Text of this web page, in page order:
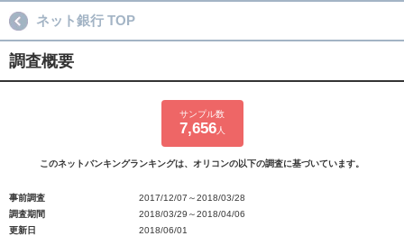
ネット銀行 TOP
調査概要
サンプル数
7,656人
このネットバンキングランキングは、オリコンの以下の調査に基づいています。
事前調査
2017/12/07～2018/03/28
調査期間
2018/03/29～2018/04/06
更新日
2018/06/01